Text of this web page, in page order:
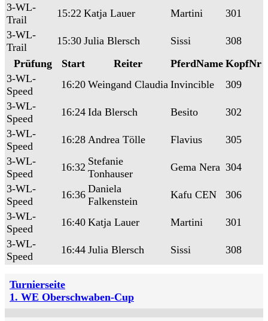
3-WL-
Trail
15:22 Katja Lauer Martini
301
3-WL-
Trail
15:30 Julia Blersch Sissi
308
Prüfung
Start Reiter PferdName KopfNr
3-WL-
Speed
16:20 Weingand Claudia Invincible
309
3-WL-
Speed
16:24 Ida Blersch Besito
302
3-WL-
Speed
16:28 Andrea Tölle Flavius
305
3-WL-
Speed
16:32 Stefanie
Tonhauser
Gema Nera 304
3-WL-
Speed
16:36 Daniela
Falkenstein
Kafu CEN
306
3-WL-
Speed
16:40 Katja Lauer Martini
301
3-WL-
Speed
16:44 Julia Blersch Sissi 308
Turnierseite
1. WE Oberschwaben-Cup